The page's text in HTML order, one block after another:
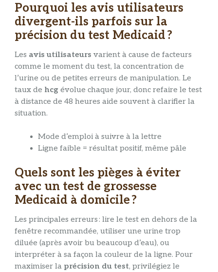
Pourquoi les avis utilisateurs
divergent-ils parfois sur la
précision du test Medicaid ?
Les avis utilisateurs varient à cause de facteurs
comme le moment du test, la concentration de
l’urine ou de petites erreurs de manipulation. Le
taux de hcg évolue chaque jour, donc refaire le test
à distance de 48 heures aide souvent à clarifier la
situation.
Mode d’emploi à suivre à la lettre
Ligne faible = résultat positif, même pâle
Quels sont les pièges à éviter
avec un test de grossesse
Medicaid à domicile ?
Les principales erreurs : lire le test en dehors de la
fenêtre recommandée, utiliser une urine trop
diluée (après avoir bu beaucoup d’eau), ou
interpréter à sa façon la couleur de la ligne. Pour
maximiser la précision du test, privilégiez le